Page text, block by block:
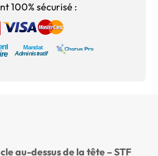
100% sécurisé :
au-dessus de la tête – STF